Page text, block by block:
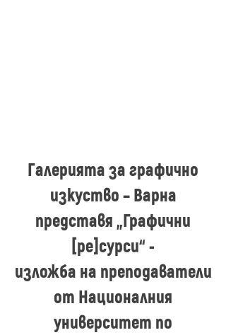
Галерията за графично
изкуство – Варна
представя „Графични
[ре]сурси“ -
изложба на преподаватели
от Националния
университет по